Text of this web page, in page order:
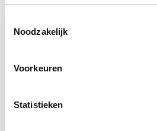
Noodzakelijk
Voorkeuren
Statistieken